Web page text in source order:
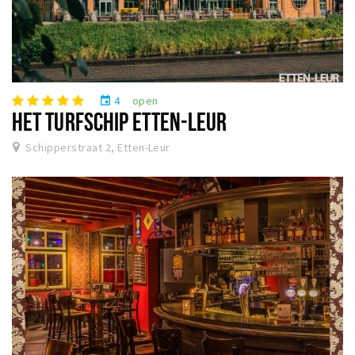
event 4 open
HET TURFSCHIP ETTEN-LEUR
Schipperstraat 2, Etten-Leur